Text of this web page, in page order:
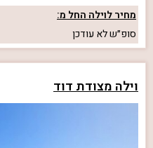
מחיר לוילה החל מ:
סופ״שלא עודכן
וילה מצודת דוד